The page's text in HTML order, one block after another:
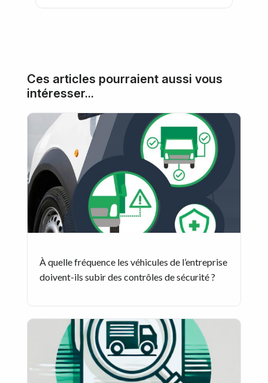
Ces articles pourraient aussi vous
intéresser...
À quelle fréquence les véhicules de l’entreprise
doivent-ils subir des contrôles de sécurité ?